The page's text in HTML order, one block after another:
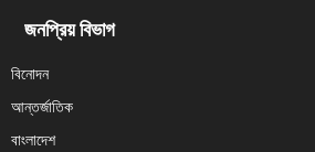
জনপ্রিয় বিভাগ
বিনোদন
আন্তর্জাতিক
বাংলাদেশ